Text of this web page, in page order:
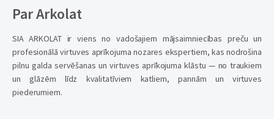
Par Arkolat
SIA ARKOLAT ir viens no vadošajiem mājsaimniecības preču un
profesionālā virtuves aprīkojuma nozares ekspertiem, kas nodrošina
pilnu galda servēšanas un virtuves aprīkojuma klāstu — no traukiem
un glāzēm līdz kvalitatīviem katliem, pannām un virtuves
piederumiem.